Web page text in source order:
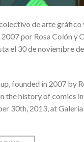
de arte gráfico
por Rosa Colón y
el 30 de noviembre
founded in 2007 by
history of comics
30th, 2013, at